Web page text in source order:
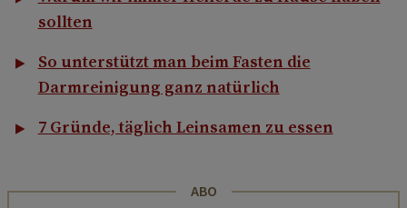
sollten
So unterstützt man beim Fasten die
Darmreinigung ganz natürlich
7 Gründe, täglich Leinsamen zu essen
ABO